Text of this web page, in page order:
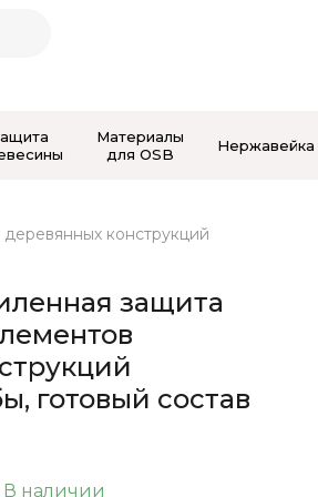
Материалы
для OSB
Нержавейка
конструкций
защита
готовый состав
В наличии